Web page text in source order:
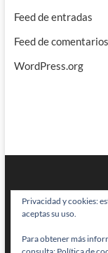
Feed de entradas
Feed de comentarios
WordPress.org
BRAINSTOMPING|
Privacidad y cookies:
aceptas su uso.
Para obtener más